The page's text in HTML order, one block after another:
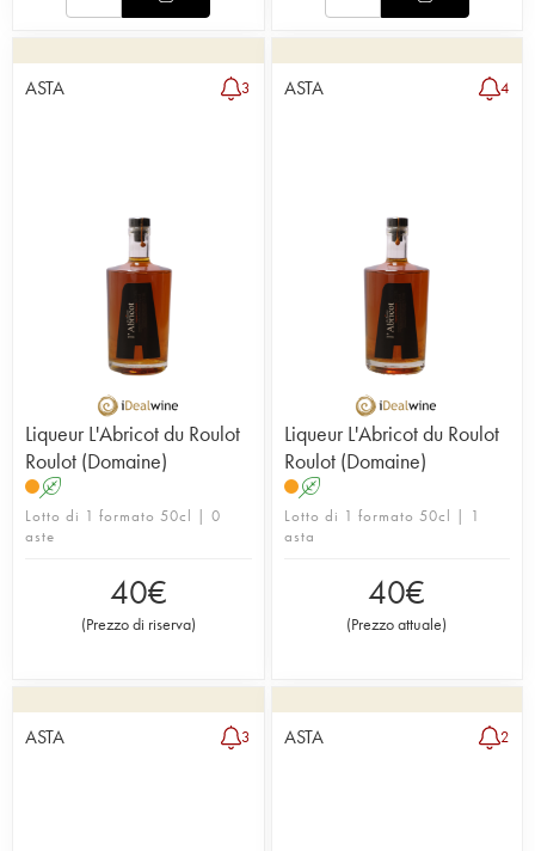
ASTA 3
Liqueur L'Abricot du Roulot
Roulot (Domaine)
A
Lotto di 1 formato 50cl | 0
aste
40€
(Prezzo di riserva)
ASTA 4
Liqueur L'Abricot du Roulot
Roulot (Domaine)
A
Lotto di 1 formato 50cl | 1
asta
40€
(Prezzo attuale)
ASTA 3 ASTA 2